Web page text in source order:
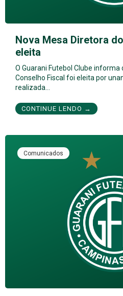
Nova Mesa Diretora
eleita
O Guarani Futebol Clube
Conselho Fiscal foi eleita por
realizada…
CONTINUE LENDO →
Comunicados